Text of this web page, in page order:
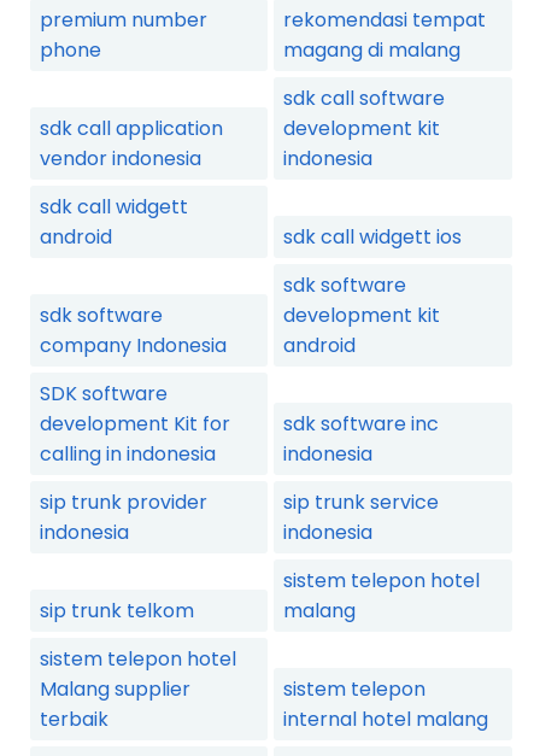
premium number
phone
rekomendasi tempat
magang di malang
sdk call application
vendor indonesia
sdk call software
development kit
indonesia
sdk call widgett
android
sdk call widgett ios
sdk software
company Indonesia
sdk software
development kit
android
SDK software
development Kit for
calling in indonesia
sdk software inc
indonesia
sip trunk provider
indonesia
sip trunk service
indonesia
sip trunk telkom
sistem telepon hotel
malang
sistem telepon hotel
Malang supplier
terbaik
sistem telepon
internal hotel malang